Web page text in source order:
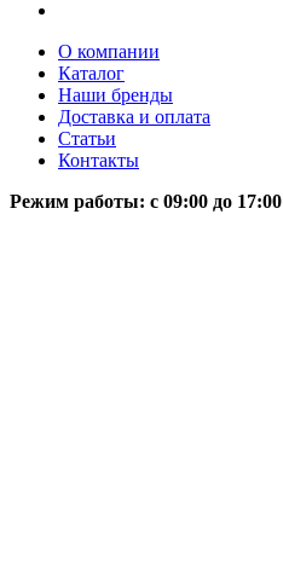
О компании
Каталог
Наши бренды
Доставка и оплата
Статьи
Контакты
Режим работы: c 09:00 до 17:00